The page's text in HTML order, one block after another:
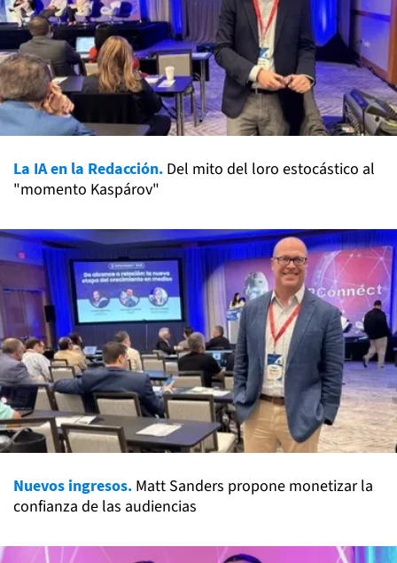
La IA en la Redacción. Del mito del loro estocástico al
"momento Kaspárov"
Nuevos ingresos. Matt Sanders propone monetizar la
confianza de las audiencias